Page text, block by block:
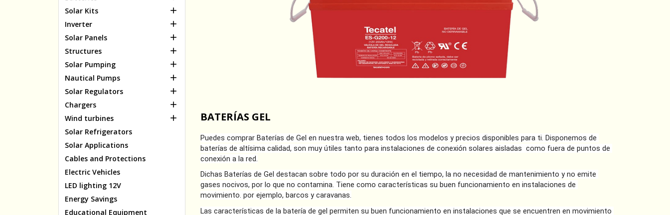
Solar Kits 
Inverter 
Solar Panels 
Structures 
Solar Pumping 
Nautical Pumps 
Solar Regulators 
Chargers 
Wind turbines 
Solar Refrigerators
Solar Applications
Cables and Protections
Electric Vehicles
LED lighting 12V
Energy Savings
Educational Equipment
BATERÍAS GEL
Puedes comprar Baterías de Gel en nuestra web, tienes todos los modelos y precios disponibles para ti. Disponemos de
baterías de altísima calidad, son muy útiles tanto para instalaciones de conexión solares aisladas  como fuera de puntos de
conexión a la red.
Dichas Baterías de Gel destacan sobre todo por su duración en el tiempo, la no necesidad de mantenimiento y no emite
gases nocivos, por lo que no contamina. Tiene como características su buen funcionamiento en instalaciones de
movimiento. por ejemplo, barcos y caravanas.
Las características de la batería de gel permiten su buen funcionamiento en instalaciones que se encuentren en movimiento